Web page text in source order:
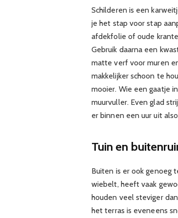
Schilderen is een
je het stap voor stap
afdekfolie of oude
Gebruik daarna een
matte verf voor muren
makkelijker schoon te
mooier. Wie een gaatje
muurvuller. Even glad
er binnen een uur uit
Tuin en
Buiten is er ook genoeg
wiebelt, heeft vaak
houden veel steviger
het terras is eveneens